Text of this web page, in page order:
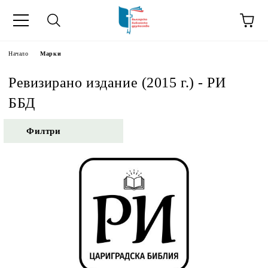
Начало Марки
Ревизирано издание (2015 г.) - РИ
ББД
Филтри